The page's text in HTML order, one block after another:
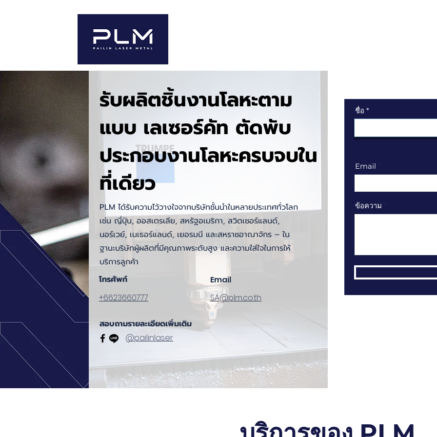
รับผลิตชิ้นงานโลหะตาม
แบบ เลเซอร์คัท ตัดพับ
ประกอบงานโลหะครบจบใน
ที่เดียว
PLM ได้รับความไว้วางใจจากบริษัทชั้นนำในหลายประเทศทั่วโลก
เช่น ญี่ปุ่น, ออสเตรเลีย, สหรัฐอเมริกา, สวิตเซอร์แลนด์,
นอร์เวย์, เนเธอร์แลนด์, เยอรมนี และสหราชอาณาจักร – ใน
ฐานะบริษัทผู้ผลิตที่มีคุณภาพระดับสูง และความใส่ใจในการให้
บริการลูกค้า
โทรศัพท์
+6623660777
Email
SA@plm.co.th
สอบถามรายละเอียดเพิ่มเติม
@pailinlaser
ชื่อ
Email
ข้อความ